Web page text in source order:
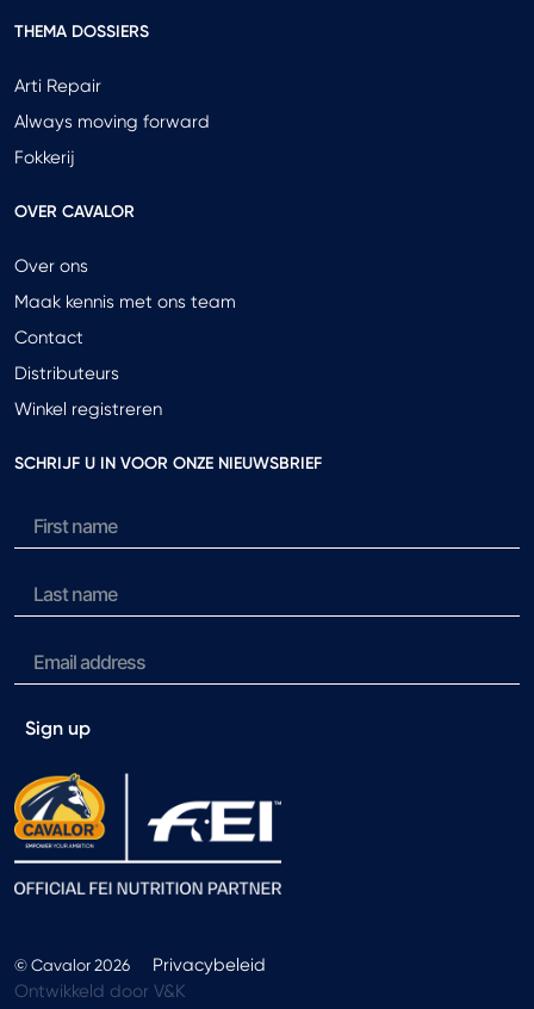
THEMA DOSSIERS
Arti Repair
Always moving forward
Fokkerij
OVER CAVALOR
Over ons
Maak kennis met ons team
Contact
Distributeurs
Winkel registreren
SCHRIJF U IN VOOR ONZE NIEUWSBRIEF
Sign up
© Cavalor 2026
Privacybeleid
Ontwikkeld door V&K